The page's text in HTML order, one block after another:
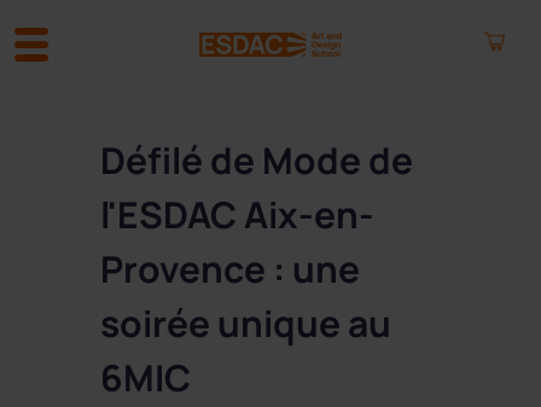
Défilé de Mode de
l'ESDAC Aix-en-
Provence : une
soirée unique au
6MIC